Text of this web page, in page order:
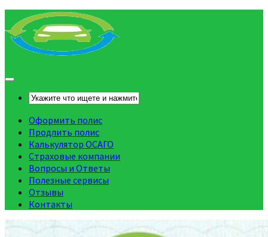
Оформить полис
Продлить полис
Калькулятор ОСАГО
Страховые компании
Вопросы и Ответы
Полезные сервисы
Отзывы
Контакты